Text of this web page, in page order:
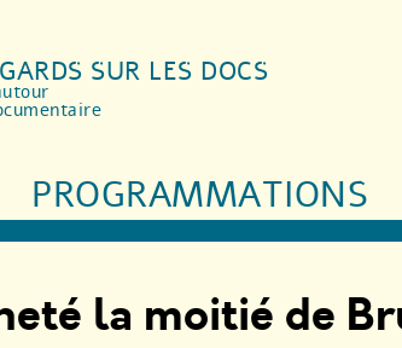
SUR LES DOCS
PROGRAMMATIONS
la moitié de